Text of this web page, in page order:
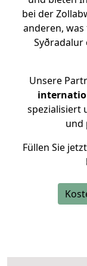
bei der
anderen,
Syðradalur
Unsere
spezialisiert
und
Füllen Sie